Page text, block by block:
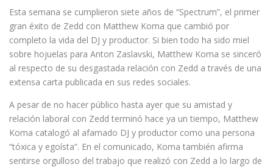
Esta semana se cumplieron siete años de “Spectrum”, el primer
gran éxito de Zedd con Matthew Koma que cambió por
completo la vida del DJ y productor. Si bien todo ha sido miel
sobre hojuelas para Anton Zaslavski, Matthew Koma se sinceró
al respecto de su desgastada relación con Zedd a través de una
extensa carta publicada en sus redes sociales.
A pesar de no hacer público hasta ayer que su amistad y
relación laboral con Zedd terminó hace ya un tiempo, Matthew
Koma catalogó al afamado DJ y productor como una persona
“tóxica y egoísta”. En el comunicado, Koma también afirma
sentirse orgulloso del trabajo que realizó con Zedd a lo largo de